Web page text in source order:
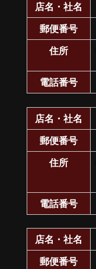
店名・社名
郵便番号
住所
電話番号
店名・社名
郵便番号
住所
電話番号
店名・社名
郵便番号